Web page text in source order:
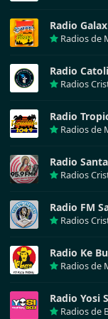
Radio
Radios de
Radio
Radios
Radio
Radios de
Radio
Radios
Radio FM
Radios
Radio Ke
Radios de
Radio Yosi
Radios de